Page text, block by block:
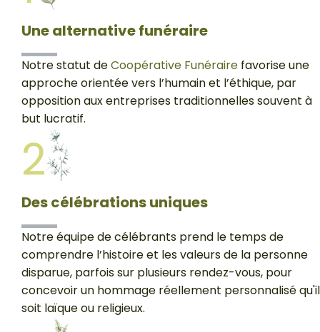
Une alternative funéraire
Notre statut deCoopérative Funéraire favorise une
approche orientée vers l’humain et l’éthique, par
opposition aux entreprises traditionnelles souvent à
but lucratif.
2
Des célébrations uniques
Notre équipe de célébrants prend le temps de
comprendre l’histoire et les valeurs de la personne
disparue, parfois sur plusieurs rendez-vous, pour
concevoir un hommage réellement personnalisé qu'il
soit laïque ou religieux.